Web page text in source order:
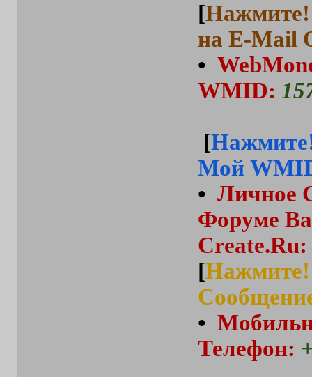
[
на E-Mail
•
WMID:
[
Мой
• Личное
Форуме
Create.Ru:
[
•
Телефон: